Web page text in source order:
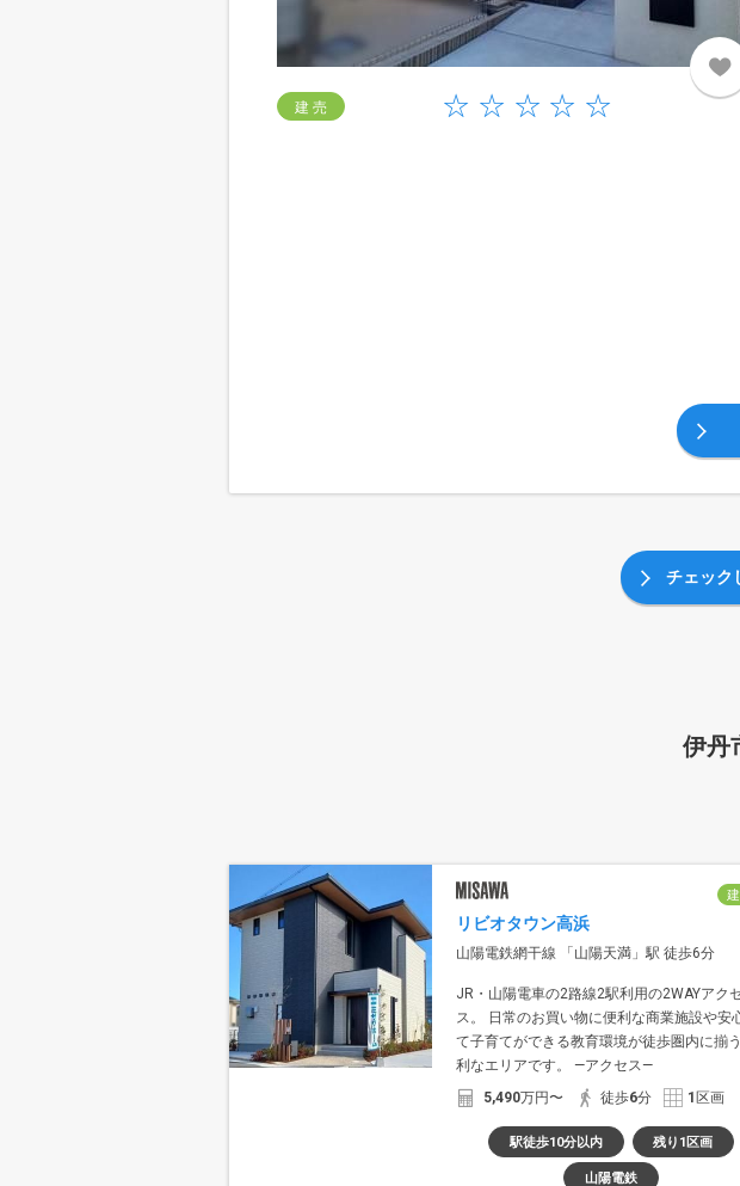
建 売
チェック
伊丹
リビオタウン高浜
山陽電鉄網干線 「山陽天満」駅 徒歩6分
JR・山陽電車の2路線2駅利用の2WAYアク
ス。 日常のお買い物に便利な商業施設や安
て子育てができる教育環境が徒歩圏内に揃
利なエリアです。 —アクセス—
5,490万円〜 徒歩6分 1 区画
駅徒歩10分以内 残り1区画
山陽電鉄